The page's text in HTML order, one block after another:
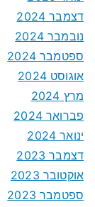
דצמבר 2024
נובמבר 2024
ספטמבר 2024
אוגוסט 2024
מרץ 2024
פברואר 2024
ינואר 2024
דצמבר 2023
אוקטובר 2023
ספטמבר 2023